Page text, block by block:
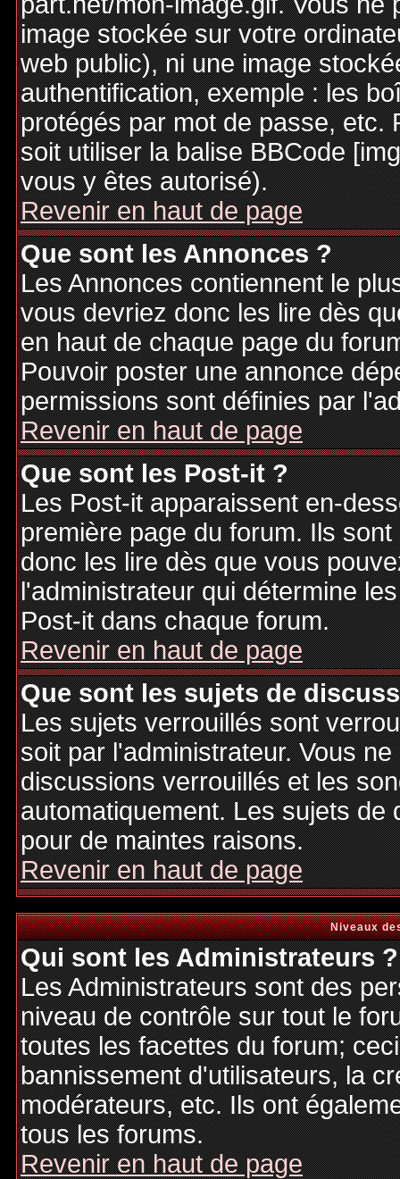
image stockée sur votre
web public), ni une image
authentification, exemple : les
protégés par mot de passe, etc.
soit utiliser la balise BBCode
vous y êtes autorisé).
Revenir en haut de page
Que sont les Annonces ?
Les Annonces contiennent le
vous devriez donc les lire dès
en haut de chaque page du
Pouvoir poster une annonce
permissions sont définies par
Revenir en haut de page
Que sont les Post-it ?
Les Post-it apparaissent en-
première page du forum. Ils
donc les lire dès que vous
l'administrateur qui détermine
Post-it dans chaque forum.
Revenir en haut de page
Que sont les sujets de
Les sujets verrouillés sont
soit par l'administrateur. Vous
discussions verrouillés et les
automatiquement. Les sujets
pour de maintes raisons.
Revenir en haut de page
Niveaux
Qui sont les Administrateurs ?
Les Administrateurs sont des
niveau de contrôle sur tout le
toutes les facettes du forum;
bannissement d'utilisateurs, la
modérateurs, etc. Ils ont
tous les forums.
Revenir en haut de page